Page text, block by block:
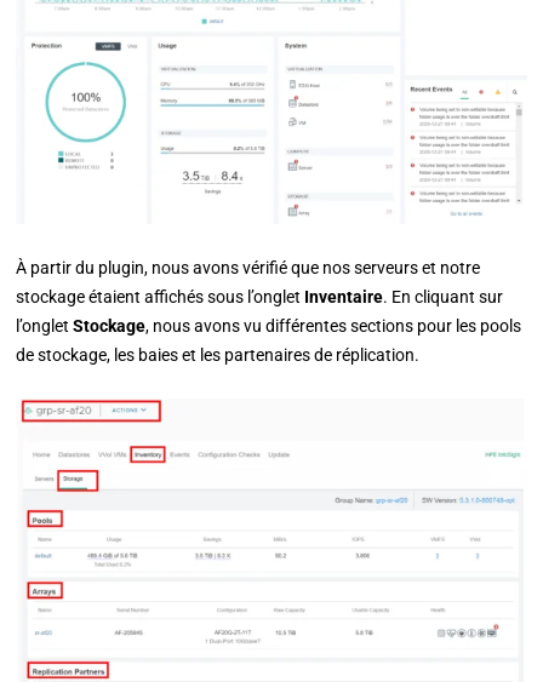
À partir du plugin, nous avons vérifié que nos serveurs et notre
stockage étaient affichés sous l’onglet Inventaire. En cliquant sur
l’ongletStockage, nous avons vu différentes sections pour les pools
de stockage, les baies et les partenaires de réplication.